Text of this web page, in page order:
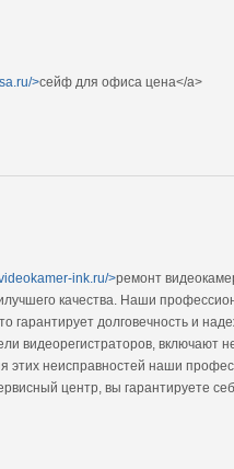
>сейф для офиса цена</a>
ink.ru/>ремонт
качества. Наши
гарантирует долговечность и
видеорегистраторов, включают
неисправностей наши
центр, вы гарантируете